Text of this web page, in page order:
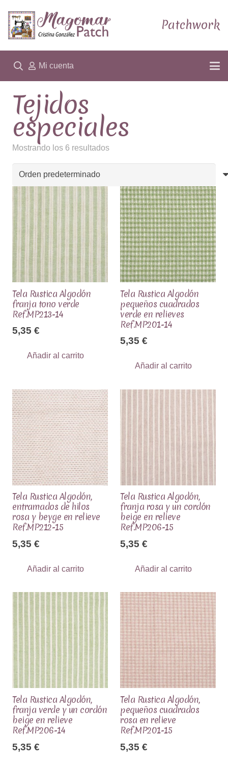
Patchwork
Mi cuenta
Tejidos
especiales
Mostrando los 6 resultados
Tela Rustica Algodón
franja tono verde
Ref.MP213-14
5,35 €
Añadir al carrito
Tela Rustica Algodón
pequeños cuadrados
verde en relieves
Ref.MP201-14
5,35 €
Añadir al carrito
Tela Rustica Algodón,
entramados de hilos
rosa y beyge en relieve
Ref.MP212-15
5,35 €
Añadir al carrito
Tela Rustica Algodón,
franja rosa y un cordón
beige en relieve
Ref.MP206-15
5,35 €
Añadir al carrito
Tela Rustica Algodón,
franja verde y un cordón
beige en relieve
Ref.MP206-14
5,35 €
Tela Rustica Algodón,
pequeños cuadrados
rosa en relieve
Ref.MP201-15
5,35 €